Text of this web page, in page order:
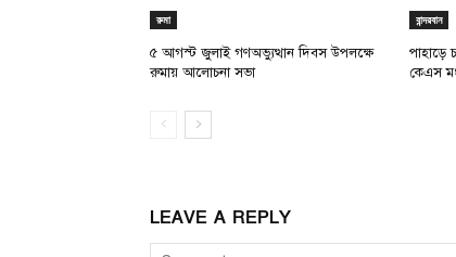
রুমা
৫ আগস্ট জুলাই গণঅভ্যুত্থান দিবস উপলক্ষে
রুমায় আলোচনা সভা
বান্দরবান
পাহাড়ে
কেএস
LEAVE A REPLY